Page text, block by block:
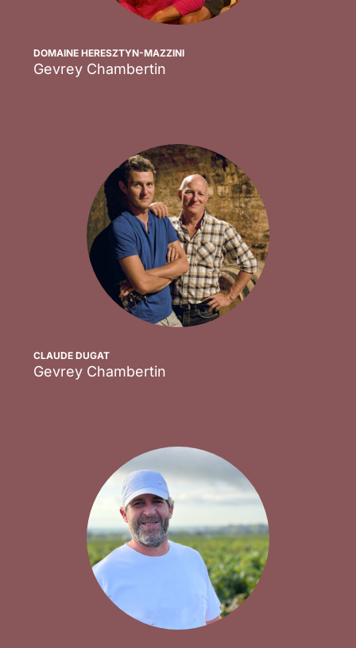
DOMAINE HERESZTYN-MAZZINI
Gevrey Chambertin
CLAUDE DUGAT
Gevrey Chambertin